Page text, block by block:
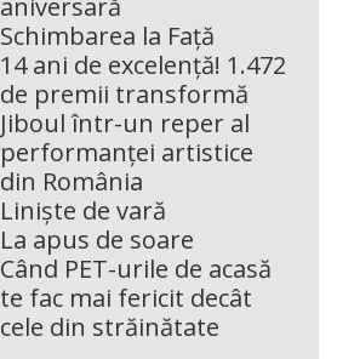
aniversară
Schimbarea la Față
14 ani de excelență! 1.472
de premii transformă
Jiboul într-un reper al
performanței artistice
din România
Liniște de vară
La apus de soare
Când PET-urile de acasă
te fac mai fericit decât
cele din străinătate